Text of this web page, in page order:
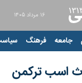
۱۶ مرداد ۱۴۰۵
جامعه فرهنگ
اسب ترکمن